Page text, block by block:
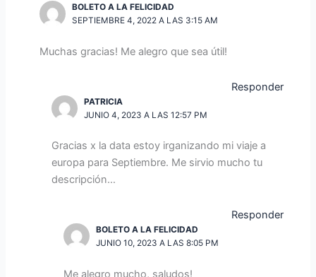
BOLETO A LA FELICIDAD
SEPTIEMBRE 4, 2022 A LAS 3:15 AM
Muchas gracias! Me alegro que sea útil!
Responder
PATRICIA
JUNIO 4, 2023 A LAS 12:57 PM
Gracias x la data estoy irganizando mi viaje a
europa para Septiembre. Me sirvio mucho tu
descripción…
Responder
BOLETO A LA FELICIDAD
JUNIO 10, 2023 A LAS 8:05 PM
Me alegro mucho, saludos!